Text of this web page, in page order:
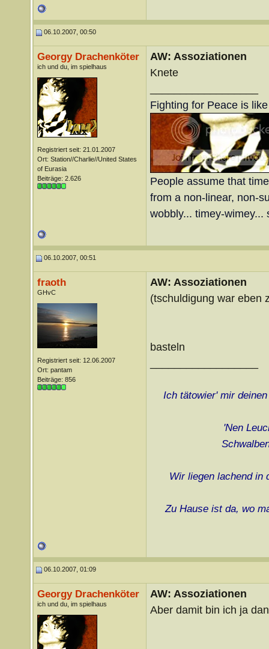
06.10.2007, 00:50
Georgy Drachenköter
ich und du, im spielhaus
Registriert seit: 21.01.2007
Ort: Station//Charlie//United States
of Eurasia
Beiträge: 2.626
AW: Assoziationen
Knete
Fighting for Peace is
People assume that
from a non-linear, non-
wobbly... timey-wimey...
06.10.2007, 00:51
fraoth
GHvC
Registriert seit: 12.06.2007
Ort: pantam
Beiträge: 856
AW: Assoziationen
(tschuldigung war eben
basteln
Ich tätowier' mir
'Nen
Wir liegen lachend in
Zu Hause ist da, wo
06.10.2007, 01:09
Georgy Drachenköter
ich und du, im spielhaus
AW: Assoziationen
Aber damit bin ich ja